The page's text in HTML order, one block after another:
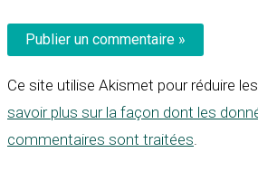
Ce site utilise Akismet pour réduire
savoir plus sur la façon dont les
commentaires sont traitées